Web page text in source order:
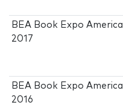
BEA Book Expo America
2017
BEA Book Expo America
2016